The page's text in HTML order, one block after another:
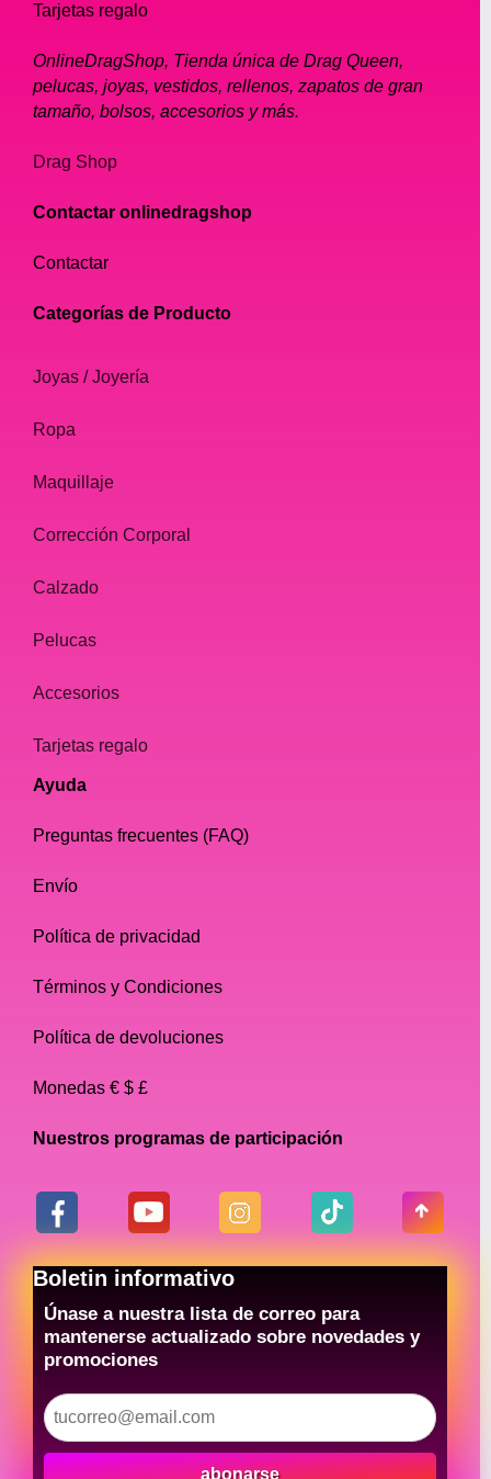
Tarjetas regalo
OnlineDragShop, Tienda única de Drag Queen,
pelucas, joyas, vestidos, rellenos, zapatos de gran
tamaño, bolsos, accesorios y más.
Drag Shop
Contactar onlinedragshop
Contactar
Categorías de Producto
Joyas / Joyería
Ropa
Maquillaje
Corrección Corporal
Calzado
Pelucas
Accesorios
Tarjetas regalo
Ayuda
Preguntas frecuentes (FAQ)
Envío
Política de privacidad
Términos y Condiciones
Política de devoluciones
Monedas € $ £
Nuestros programas de participación
Boletin informativo
Únase a nuestra lista de correo para
mantenerse actualizado sobre novedades y
promociones
abonarse